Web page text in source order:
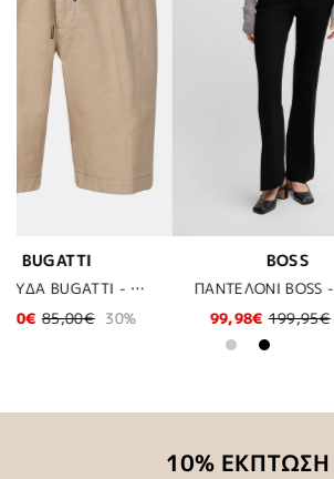
ΠΑΝΤΕΛΟΝΙ BOSS - 001 ΜΑΥΡΟ
ΜΠΛΟΥΖΑ T-SHIRT BOSS - 402 ΜΠΛΕ
41,97€
30%
10% ΕΚΠΤΩΣΗ